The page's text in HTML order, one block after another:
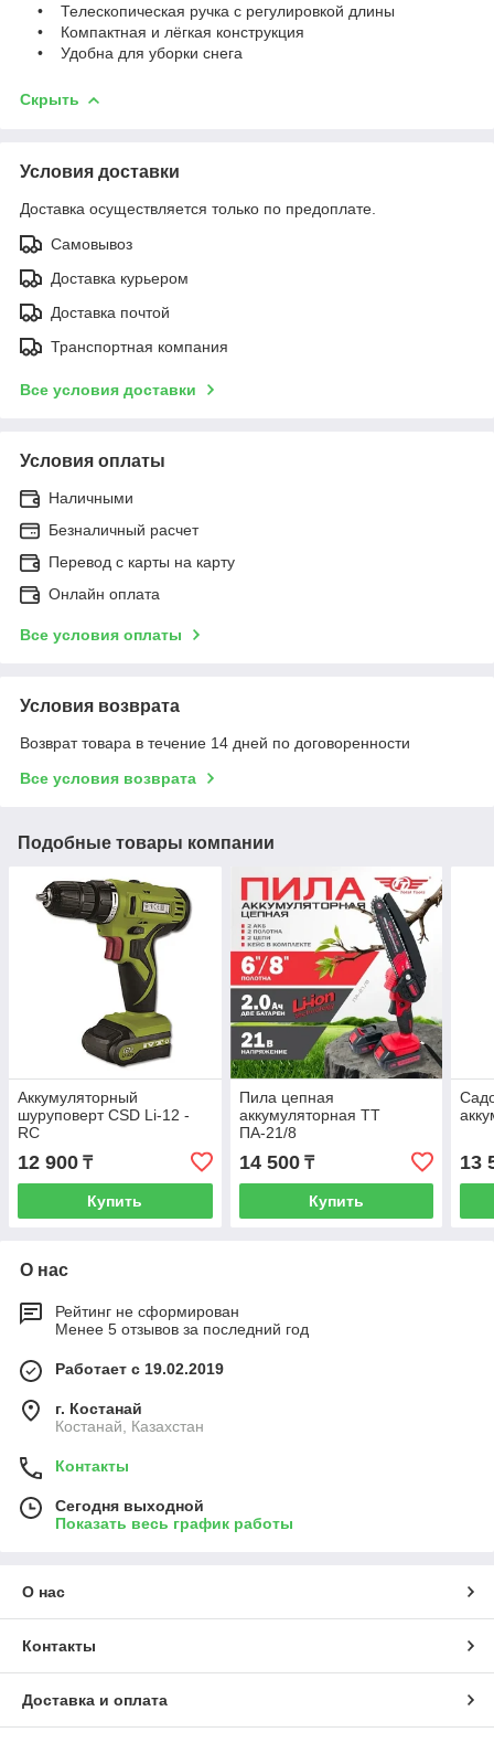
• Телескопическая ручка с регулировкой длины
• Компактная и лёгкая конструкция
• Удобна для уборки снега
Скрыть
Условия доставки
Доставка осуществляется только по предоплате.
Самовывоз
Доставка курьером
Доставка почтой
Транспортная компания
Все условия доставки
Условия оплаты
Наличными
Безналичный расчет
Перевод с карты на карту
Онлайн оплата
Все условия оплаты
Условия возврата
Возврат товара в течение 14 дней по договоренности
Все условия возврата
Подобные товары компании
Аккумуляторный
шуруповерт CSD Li-12 -
RC
12 900 ₸
Купить
Пила цепная
аккумуляторная TT
ПА-21/8
14 500₸
Купить
13
О нас
Рейтинг не сформирован
Менее 5 отзывов за последний год
Работает с 19.02.2019
г. Костанай
Костанай, Казахстан
Контакты
Сегодня выходной
Показать весь график работы
О нас
Контакты
Доставка и оплата